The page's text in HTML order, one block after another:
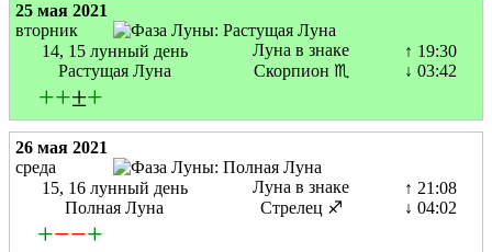
25 мая 2021
вторник
14, 15 лунный день
Растущая Луна
Луна в знаке
Скорпион ♏
↑ 19:30
↓ 03:42
++±+
26 мая 2021
среда
15, 16 лунный день
Полная Луна
Луна в знаке
Стрелец ♐
↑ 21:08
↓ 04:02
+−−+